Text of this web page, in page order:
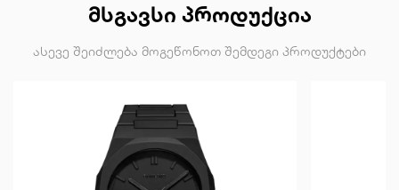
ᲛᲡᲒᲐᲕᲡᲘ ᲞᲠᲝᲓᲣᲥᲪᲘᲐ
ასევე შეიძლება მოგეწონოთ შემდეგი პროდუქტები